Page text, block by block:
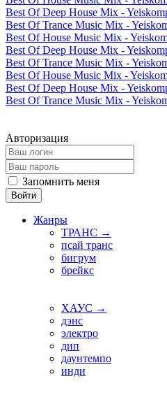
Best Of Deep House Mix -
Best Of Trance Music Mix -
Best Of House Music Mix -
Best Of Deep House Mix -
Best Of Trance Music Mix -
Best Of House Music Mix -
Best Of Deep House Mix -
Best Of Trance Music Mix -
Авторизация
Запомнить меня
Войти
Жанры
ТРАНС →
псай транс
бигрум
брейкс
ХАУС →
дэнс
электро
дип
даунтемпо
инди